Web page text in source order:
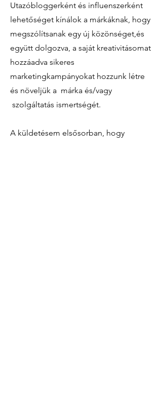
Utazóbloggerként és influenszerként
lehetőséget kínálok a márkáknak, hogy
megszólítsanak egy új közönséget,és
együtt dolgozva, a saját kreativitásomat
hozzáadva sikeres
marketingkampányokat hozzunk létre
és növeljük a márka és/vagy
szolgáltatás ismertségét.
A küldetésem elsősorban, hogy